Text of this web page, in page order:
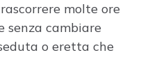
molte ore
senza cambiare
o eretta che